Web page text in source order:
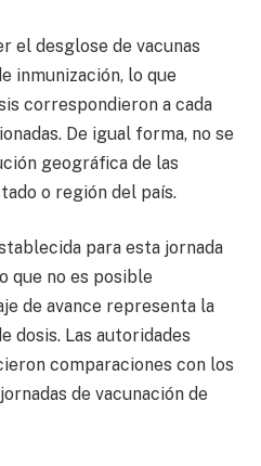
el desglose de vacunas
inmunización, lo que
correspondieron a cada
De igual forma, no se
geográfica de las
o región del país.
para esta jornada
que no es posible
de avance representa la
dosis. Las autoridades
comparaciones con los
de vacunación de